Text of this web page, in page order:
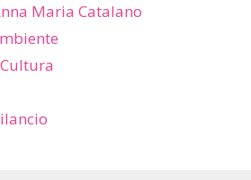
Maria Catalano